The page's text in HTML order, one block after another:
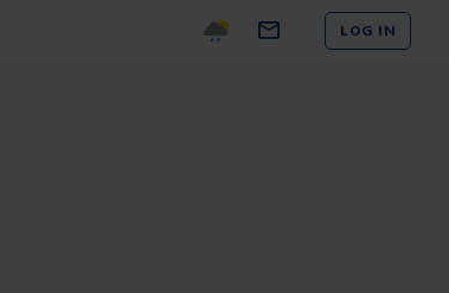
LOG IN